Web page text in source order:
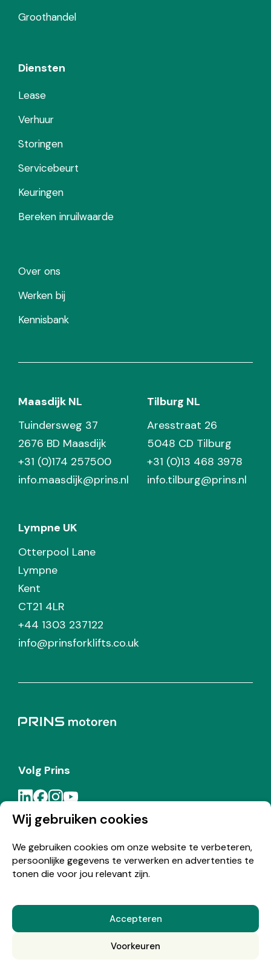
Wij gebruiken cookies
We gebruiken cookies om onze website te verbeteren,
persoonlijke gegevens te verwerken en advertenties te
tonen die voor jou relevant zijn.
Accepteren
Voorkeuren
Groothandel
Diensten
Lease
Verhuur
Storingen
Servicebeurt
Keuringen
Bereken inruilwaarde
Over ons
Werken bij
Kennisbank
Maasdijk NL
Tuindersweg 37
2676 BD Maasdijk
+31 (0)174 257500
info.maasdijk@prins.nl
Tilburg NL
Aresstraat 26
5048 CD Tilburg
+31 (0)13 468 3978
info.tilburg@prins.nl
Lympne UK
Otterpool Lane
Lympne
Kent
CT21 4LR
+44 1303 237122
info@prinsforklifts.co.uk
Volg Prins
Meld je aan voor de Prins nieuwsbrief
© Copyright 2026 Prins